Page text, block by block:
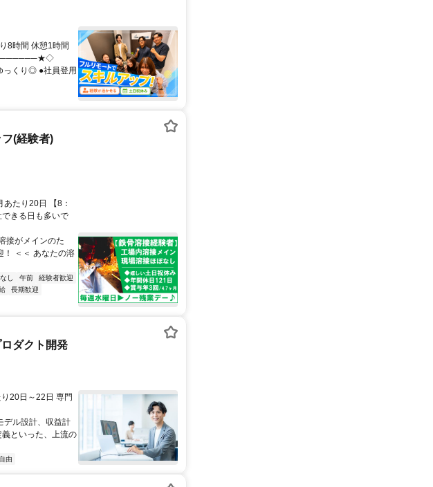
8時間 休憩1時間
っくり◎ ●社員登用
(経験者)
たり20日 【8：
きる日も多いで
接がメインのた
！ ＜＜ あなたの溶
し 午前
経験者歓迎
長期歓迎
ダクト開発
20日～22日 専門
デル設計、収益計
といった、上流の
由